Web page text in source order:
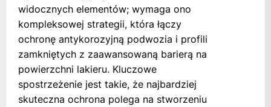
widocznych elementów; wymaga ono
kompleksowej strategii, która łączy
ochronę antykorozyjną podwozia i profili
zamkniętych z zaawansowaną barierą na
powierzchni lakieru. Kluczowe
spostrzeżenie jest takie, że najbardziej
skuteczna ochrona polega na stworzeniu